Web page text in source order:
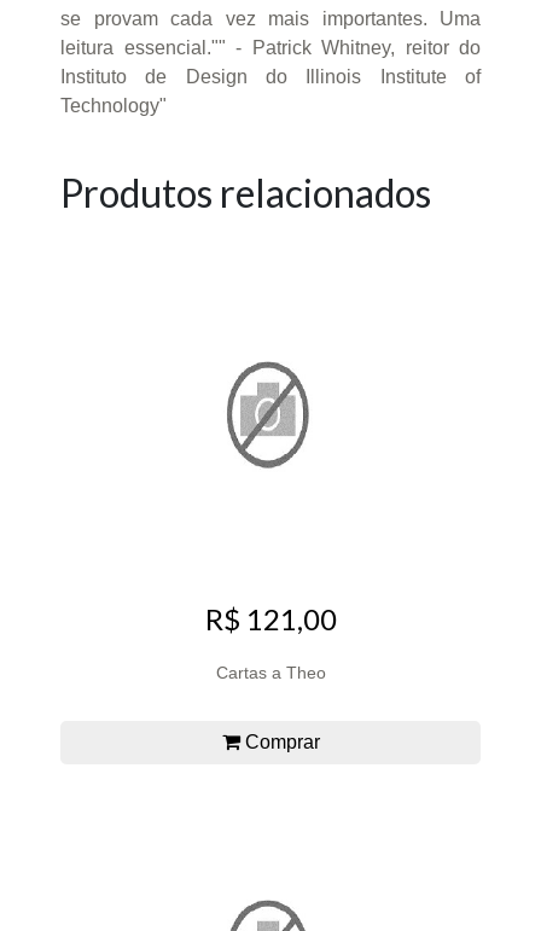
se provam cada vez mais importantes. Uma
leitura essencial."" - Patrick Whitney, reitor do
Instituto de Design do Illinois Institute of
Technology"
Produtos relacionados
R$ 121,00
Cartas a Theo
Comprar